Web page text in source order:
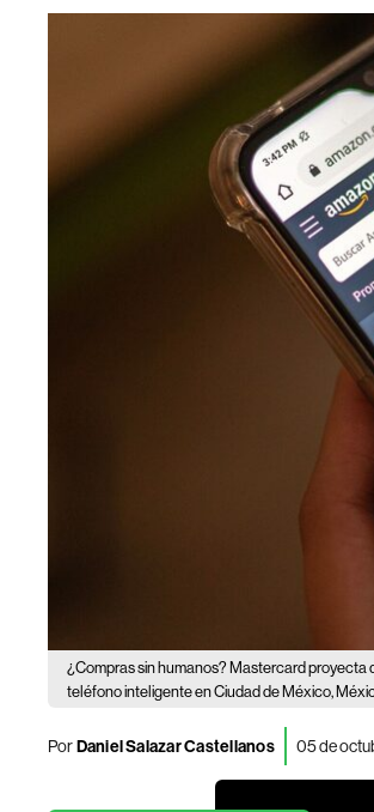
¿Compras sin humanos? Mastercard proyecta
teléfono inteligente en Ciudad de México,
PorDaniel Salazar Castellanos 05 de